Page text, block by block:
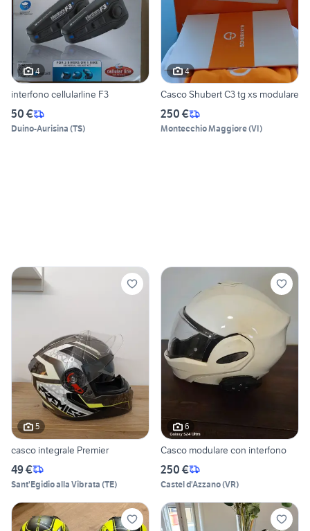
4
interfono cellularline F3
50 €
Duino-Aurisina (TS)
4
Casco Shubert C3 tg xs modulare
250 €
Montecchio Maggiore(VI)
5
casco integrale Premier
49 €
Sant'Egidio alla Vibrata (TE)
6
Casco modulare con interfono
250 €
Castel d'Azzano(VR)